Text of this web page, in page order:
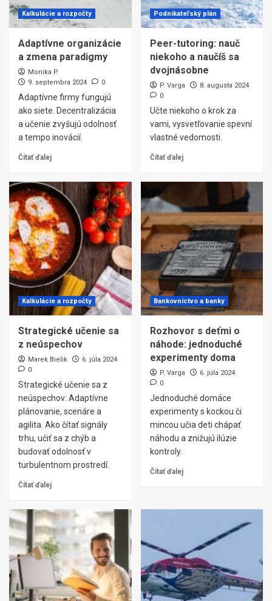
Kalkulácie a rozpočty
Adaptívne organizácie
a zmena paradigmy
Monika P.
9. septembra 2024
0
Adaptívne firmy fungujú
ako siete. Decentralizácia
a učenie zvyšujú odolnosť
a tempo inovácií.
Čítať ďalej
Podnikateľský plán
Peer-tutoring: nauč
niekoho a naučíš sa
dvojnásobne
P. Varga
8. augusta 2024
0
Učte niekoho o krok za
vami, vysvetľovanie spevní
vlastné vedomosti.
Čítať ďalej
Kalkulácie a rozpočty
Strategické učenie sa
z neúspechov
Marek Bielik
6. júla 2024
0
Strategické učenie sa z
neúspechov: Adaptívne
plánovanie, scenáre a
agilita. Ako čítať signály
trhu, učiť sa z chýb a
budovať odolnosť v
turbulentnom prostredí.
Čítať ďalej
Bankovníctvo a banky
Rozhovor s deťmi o
náhode: jednoduché
experimenty doma
P. Varga
6. júla 2024
0
Jednoduché domáce
experimenty s kockou či
mincou učia deti chápať
náhodu a znižujú ilúzie
kontroly.
Čítať ďalej